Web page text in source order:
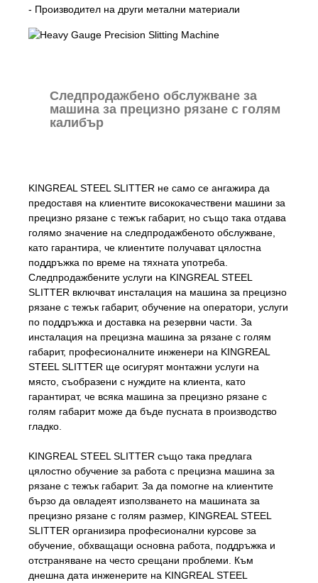
- Производител на други метални материали
Следпродажбено обслужване за
машина за прецизно рязане с голям
калибър
KINGREAL STEEL SLITTER не само се ангажира да
предоставя на клиентите висококачествени машини за
прецизно рязане с тежък габарит, но също така отдава
голямо значение на следпродажбеното обслужване,
като гарантира, че клиентите получават цялостна
поддръжка по време на тяхната употреба.
Следпродажбените услуги на KINGREAL STEEL
SLITTER включват инсталация на машина за прецизно
рязане с тежък габарит, обучение на оператори, услуги
по поддръжка и доставка на резервни части. За
инсталация на прецизна машина за рязане с голям
габарит, професионалните инженери на KINGREAL
STEEL SLITTER ще осигурят монтажни услуги на
място, съобразени с нуждите на клиента, като
гарантират, че всяка машина за прецизно рязане с
голям габарит може да бъде пусната в производство
гладко.
KINGREAL STEEL SLITTER също така предлага
цялостно обучение за работа с прецизна машина за
рязане с тежък габарит. За да помогне на клиентите
бързо да овладеят използването на машината за
прецизно рязане с голям размер, KINGREAL STEEL
SLITTER организира професионални курсове за
обучение, обхващащи основна работа, поддръжка и
отстраняване на често срещани проблеми. Към
днешна дата инженерите на KINGREAL STEEL